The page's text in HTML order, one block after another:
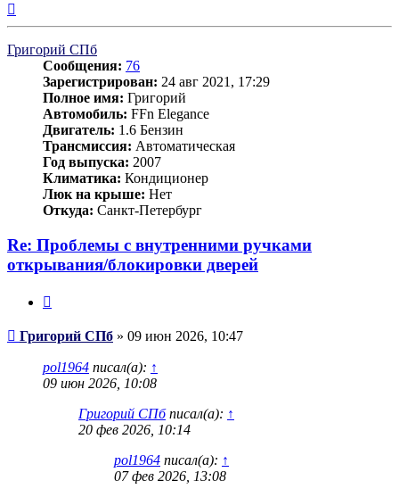
Григорий СПб
Сообщения: 76
Зарегистрирован: 24 авг 2021, 17:29
Полное имя: Григорий
Автомобиль: FFn Elegance
Двигатель: 1.6 Бензин
Трансмиссия: Автоматическая
Год выпуска: 2007
Климатика: Кондиционер
Люк на крыше: Нет
Откуда: Санкт-Петербург
Re: Проблемы с внутренними ручками
открывания/блокировки дверей
Сообщение
Григорий СПб » 09 июн 2026, 10:47
pol1964 писал(а): ↑
09 июн 2026, 10:08
Григорий СПбписал(а): ↑
20 фев 2026, 10:14
pol1964 писал(а): ↑
07 фев 2026, 13:08